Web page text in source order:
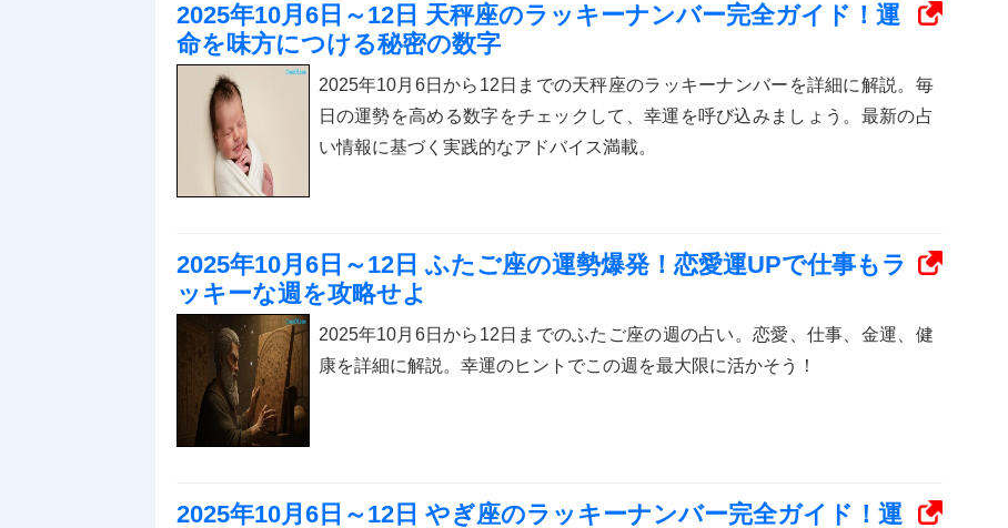
2025年10月6日～12日 天秤座のラッキーナンバー完全ガイド！運
命を味方につける秘密の数字
2025年10月6日から12日までの天秤座のラッキーナンバーを詳細に解説。毎
日の運勢を高める数字をチェックして、幸運を呼び込みましょう。最新の占
い情報に基づく実践的なアドバイス満載。
2025年10月6日～12日 ふたご座の運勢爆発！恋愛運UPで仕事もラ
ッキーな週を攻略せよ
2025年10月6日から12日までのふたご座の週の占い。恋愛、仕事、金運、健
康を詳細に解説。幸運のヒントでこの週を最大限に活かそう！
2025年10月6日～12日 やぎ座のラッキーナンバー完全ガイド！運